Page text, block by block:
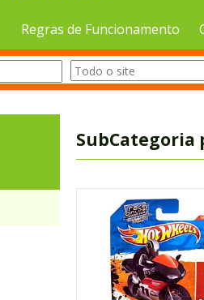
Regras de Funcionamento
SubCategoria